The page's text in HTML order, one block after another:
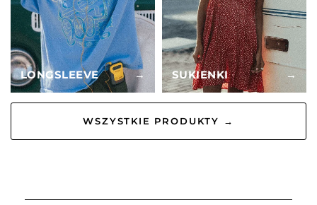
LONGSLEEVE → SUKIENKI →
WSZYSTKIE PRODUKTY →